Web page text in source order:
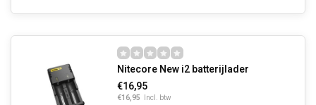
Nitecore New i2 batterijlader
€16,95
€16,95 Incl. btw